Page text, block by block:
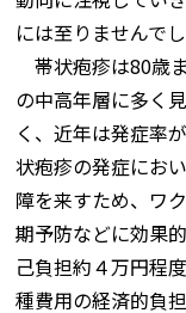
には至りませんでし
帯状疱疹は80歳
の中高年層に多く
く、近年は発症率
状疱疹の発症にお
障を来すため、ワ
期予防などに効果
己負担約４万円程
種費用の経済的負